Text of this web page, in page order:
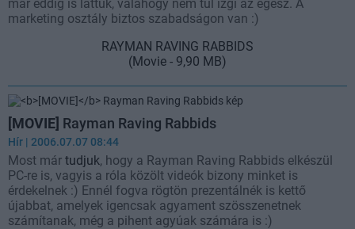
már eddig is láttuk, valahogy nem túl izgi az egész. A
marketing osztály biztos szabadságon van :)
RAYMAN RAVING RABBIDS
(Movie - 9,90 MB)
[MOVIE] Rayman Raving Rabbids
Hír | 2006.07.07 08:44
Most már tudjuk, hogy a Rayman Raving Rabbids elkészül
PC-re is, vagyis a róla közölt videók bizony minket is
érdekelnek :) Ennél fogva rögtön prezentálnék is kettő
újabbat, amelyek igencsak agyament szösszenetnek
számítanak, még a pihent agyúak számára is :)